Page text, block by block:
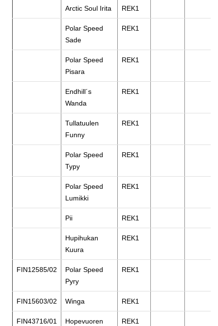
Arctic Soul Irita REK1
Polar Speed
Sade
REK1
Polar Speed
Pisara
REK1
Endhill´s
Wanda
REK1
Tullatuulen
Funny
REK1
Polar Speed
Typy
REK1
Polar Speed
Lumikki
REK1
Pii REK1
Hupihukan
Kuura
REK1
FIN12585/02
Polar Speed
Pyry
REK1
FIN15603/02 Winga REK1
FIN43716/01
Hopevuoren
REK1